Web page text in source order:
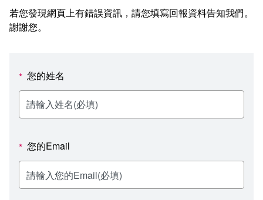
活動研習
歷史訊息
新聞媒體專區
校園行事曆
報名系統
空大有利的學習條件
環境設備
資訊圖像化專區
活動花絮
影音資訊
校長室
教務處課務組
學習指導中心
輔導處
研發處
通識教育中心
法律學系
大眾傳播學系
外國語文學系
文化藝術學系
其他好站
資訊相關法規
校務資訊
新生報名
在學資訊
校務系統
課程大綱
網路選課
校內系統
資訊服務線上報修系統
消耗品申請
問卷調查
法令規章
若您發現網頁上有錯誤資訊，請您填寫回報資料告知我們。
謝謝您。
* 您的姓名
* 您的Email